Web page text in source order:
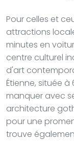
Pour celles et
attractions
minutes en
centre culturel
d'art
Étienne, située
manquer avec
architecture
pour une
trouve